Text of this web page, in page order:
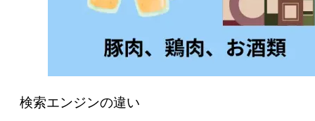
検索エンジンの違い